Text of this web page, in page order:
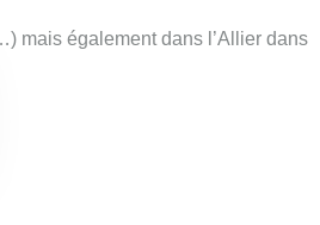
mais également dans l’Allier dans